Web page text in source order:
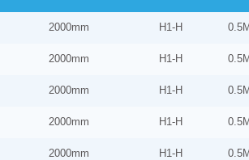
2000mm H1-H
2000mm H1-H
2000mm H1-H
2000mm H1-H
2000mm H1-H